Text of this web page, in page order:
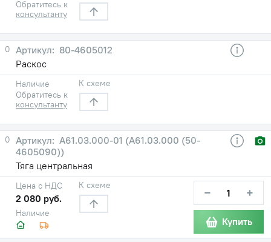
Обратитесь к
консультанту
0
80-4605012
Раскос
Наличие
Обратитесь к
консультанту
К схеме
0
А61.03.000-01 (А61.03.000 (50-
4605090))
Тяга центральная
Наличие
Цена с НДС
2 080 руб.
К схеме − +
Купить